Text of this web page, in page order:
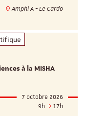
Amphi A - Le Cardo
à la MISHA
7 octobre 2026
9h
17h